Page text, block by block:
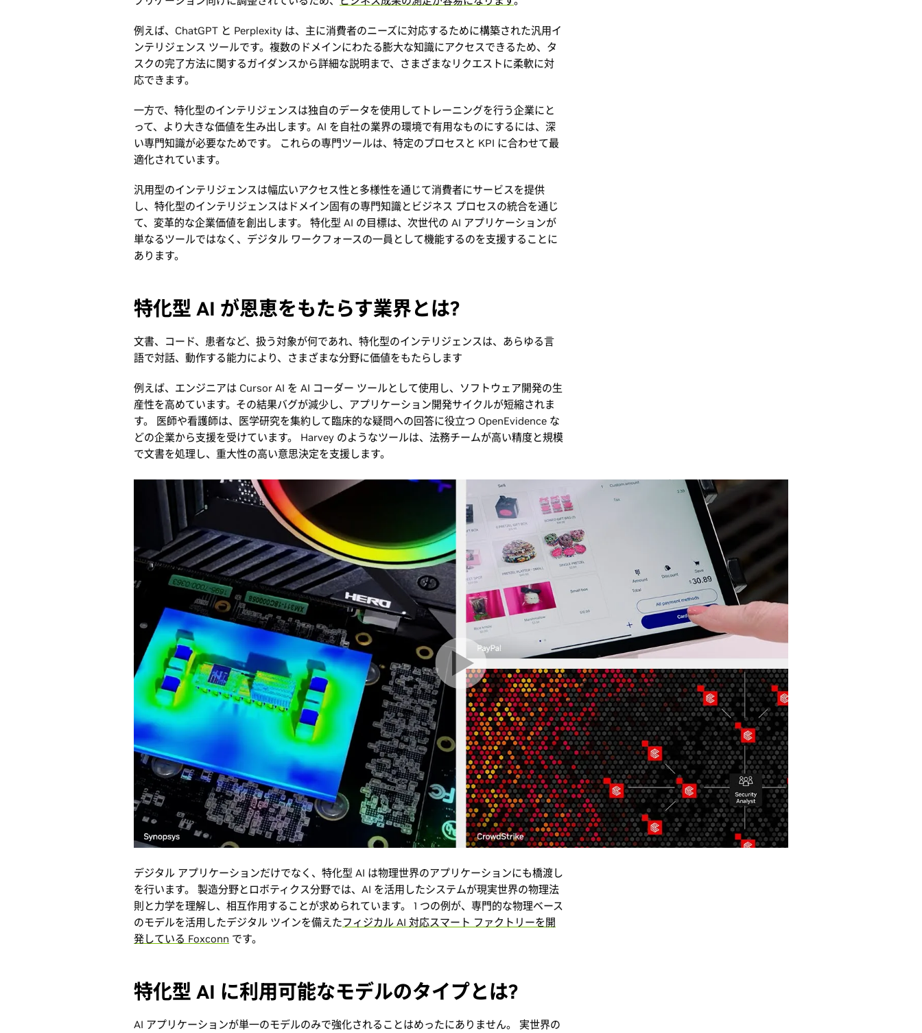
例えば、ChatGPT と Perplexity は、主に消費者のニーズに対応するために構築された汎用イ
ンテリジェンス ツールです。複数のドメインにわたる膨大な知識にアクセスできるため、タ
スクの完了方法に関するガイダンスから詳細な説明まで、さまざまなリクエストに柔軟に対
応できます。
一方で、特化型のインテリジェンスは独自のデータを使用してトレーニングを行う企業にと
って、より大きな価値を生み出します。AI を自社の業界の環境で有用なものにするには、深
い専門知識が必要なためです。 これらの専門ツールは、特定のプロセスと KPI に合わせて最
適化されています。
汎用型のインテリジェンスは幅広いアクセス性と多様性を通じて消費者にサービスを提供
し、特化型のインテリジェンスはドメイン固有の専門知識とビジネス プロセスの統合を通じ
て、変革的な企業価値を創出します。 特化型 AI の目標は、次世代の AI アプリケーションが
単なるツールではなく、デジタル ワークフォースの一員として機能するのを支援することに
あります。
特化型 AI が恩恵をもたらす業界とは?
文書、コード、患者など、扱う対象が何であれ、特化型のインテリジェンスは、あらゆる言
語で対話、動作する能力により、さまざまな分野に価値をもたらします
例えば、エンジニアは Cursor AI を AI コーダー ツールとして使用し、ソフトウェア開発の生
産性を高めています。その結果バグが減少し、アプリケーション開発サイクルが短縮されま
す。 医師や看護師は、医学研究を集約して臨床的な疑問への回答に役立つ OpenEvidence な
どの企業から支援を受けています。 Harvey のようなツールは、法務チームが高い精度と規模
で文書を処理し、重大性の高い意思決定を支援します。
デジタル アプリケーションだけでなく、特化型 AI は物理世界のアプリケーションにも橋渡し
を行います。 製造分野とロボティクス分野では、AI を活用したシステムが現実世界の物理法
則と力学を理解し、相互作用することが求められています。 1 つの例が、専門的な物理ベース
のモデルを活用したデジタル ツインを備えたフィジカル AI 対応スマート ファクトリーを開
発している Foxconn です。
特化型 AI に利用可能なモデルのタイプとは?
AI アプリケーションが単一のモデルのみで強化されることはめったにありません。 実世界の